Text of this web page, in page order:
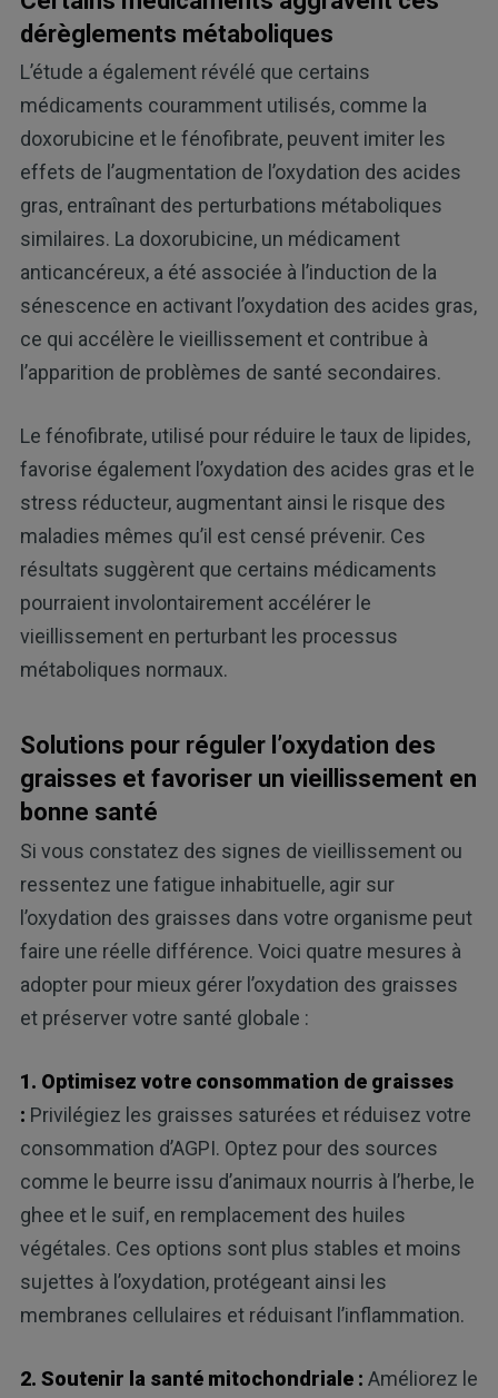
dérèglements métaboliques
L’étude a également révélé que certains
médicaments couramment utilisés, comme la
doxorubicine et le fénofibrate, peuvent imiter les
effets de l’augmentation de l’oxydation des acides
gras, entraînant des perturbations métaboliques
similaires. La doxorubicine, un médicament
anticancéreux, a été associée à l’induction de la
sénescence en activant l’oxydation des acides gras,
ce qui accélère le vieillissement et contribue à
l’apparition de problèmes de santé secondaires.
Le fénofibrate, utilisé pour réduire le taux de lipides,
favorise également l’oxydation des acides gras et le
stress réducteur, augmentant ainsi le risque des
maladies mêmes qu’il est censé prévenir. Ces
résultats suggèrent que certains médicaments
pourraient involontairement accélérer le
vieillissement en perturbant les processus
métaboliques normaux.
Solutions pour réguler l’oxydation des
graisses et favoriser un vieillissement en
bonne santé
Si vous constatez des signes de vieillissement ou
ressentez une fatigue inhabituelle, agir sur
l’oxydation des graisses dans votre organisme peut
faire une réelle différence. Voici quatre mesures à
adopter pour mieux gérer l’oxydation des graisses
et préserver votre santé globale :
1. Optimisez votre consommation de graisses
: Privilégiez les graisses saturées et réduisez votre
consommation d’AGPI. Optez pour des sources
comme le beurre issu d’animaux nourris à l’herbe, le
ghee et le suif, en remplacement des huiles
végétales. Ces options sont plus stables et moins
sujettes à l’oxydation, protégeant ainsi les
membranes cellulaires et réduisant l’inflammation.
2. Soutenir la santé mitochondriale : Améliorez le